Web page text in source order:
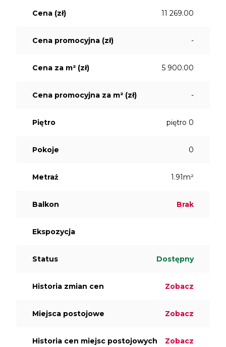
Cena (zł) 11 269.00
Cena promocyjna (zł) -
Cena za m² (zł) 5 900.00
Cena promocyjna za m² (zł) -
Piętro piętro 0
Pokoje 0
Metraż 1.91m²
Balkon Brak
Ekspozycja
Status Dostępny
Historia zmian cen Zobacz
Miejsca postojowe Zobacz
Historia cen miejsc postojowych Zobacz